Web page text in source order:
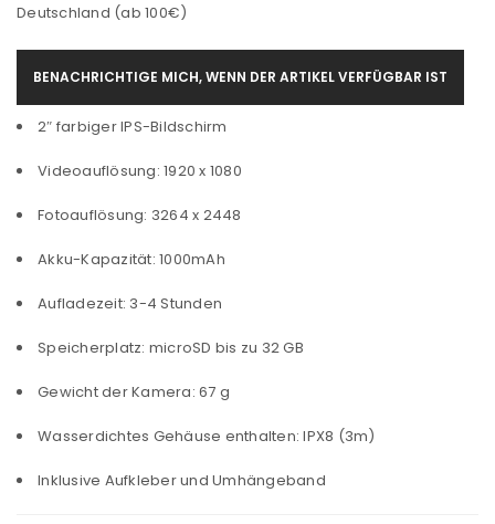
Deutschland (ab 100€)
BENACHRICHTIGE MICH, WENN DER ARTIKEL VERFÜGBAR IST
2″ farbiger IPS-Bildschirm
Videoauflösung: 1920 x 1080
Fotoauflösung: 3264 x 2448
Akku-Kapazität: 1000mAh
Aufladezeit: 3-4 Stunden
Speicherplatz: microSD bis zu 32 GB
Gewicht der Kamera: 67 g
Wasserdichtes Gehäuse enthalten: IPX8 (3m)
Inklusive Aufkleber und Umhängeband